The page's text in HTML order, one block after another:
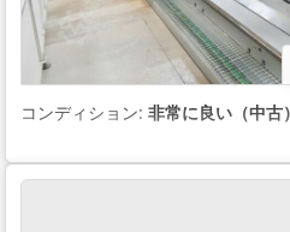
コンディション: 非常に良い（中古）